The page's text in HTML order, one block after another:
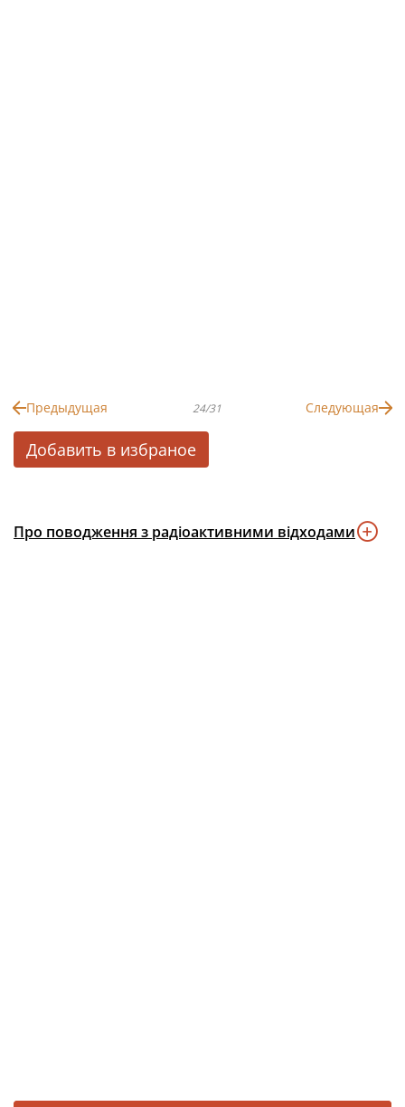
Предыдущая 24/31 Следующая
Добавить в избраное
Про поводження з радіоактивними відходами